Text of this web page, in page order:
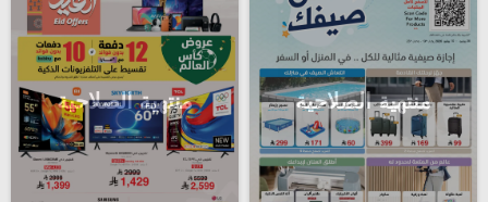
منتهية الصلاحية منتهية الصلاحية